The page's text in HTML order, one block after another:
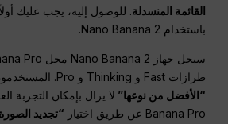
القائمة المنسدلة. للوصول إليه، يجب عليك
باستخدام Nano Banana 2.
طرازات Fast و Thinking و Pro. المستخدمون الذين يريدون
“الأفضل من نوعها”
Banana Pro عن طريق اختيار
“تجديد